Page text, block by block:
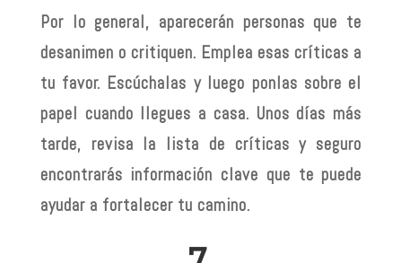
Por lo general, aparecerán personas que te
desanimen o critiquen. Emplea esas críticas a
tu favor. Escúchalas y luego ponlas sobre el
papel cuando llegues a casa. Unos días más
tarde, revisa la lista de críticas y seguro
encontrarás información clave que te puede
ayudar a fortalecer tu camino.